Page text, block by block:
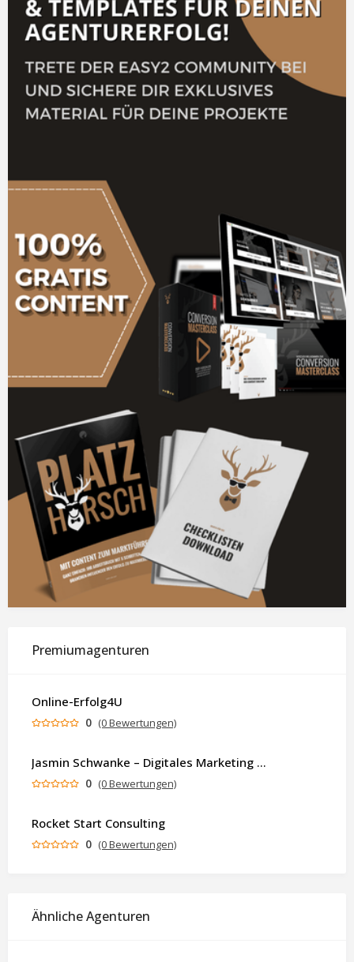
Premiumagenturen
Online-Erfolg4U
0 (0 Bewertungen)
Jasmin Schwanke – Digitales Marketing & KI-gestützte Contenterstellung
0 (0 Bewertungen)
Rocket Start Consulting
0 (0 Bewertungen)
Ähnliche Agenturen